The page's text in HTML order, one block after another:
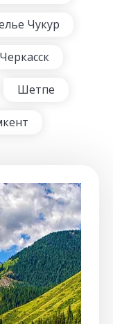
Чукур
Черкасск
Шетпе